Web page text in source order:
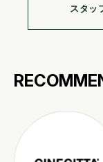
スタッ